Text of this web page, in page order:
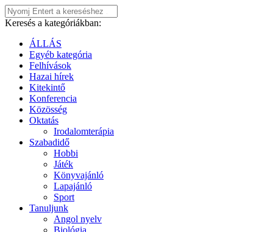
Keresés a kategóriákban:
ÁLLÁS
Egyéb kategória
Felhívások
Hazai hírek
Kitekintő
Konferencia
Közösség
Oktatás
Irodalomterápia
Szabadidő
Hobbi
Játék
Könyvajánló
Lapajánló
Sport
Tanuljunk
Angol nyelv
Biológia